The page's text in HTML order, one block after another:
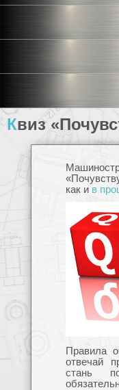
Квиз
как и в
Правила
отвечай
стань